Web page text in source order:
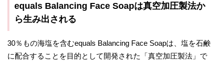
equals Balancing Face Soapは真空加圧製法か
ら生み出される
30％もの海塩を含むequals Balancing Face Soapは、塩を石鹸
に配合することを目的として開発された「真空加圧製法」で